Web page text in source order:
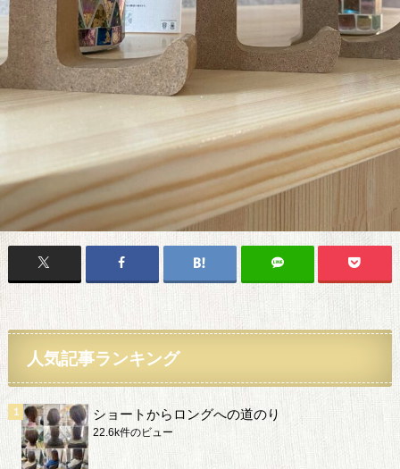
人気記事ランキング
ショートからロングへの道のり
22.6k件のビュー